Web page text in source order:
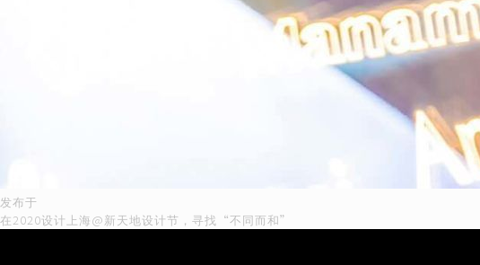
文
发布于
在2020设计上海@新天地设计节，寻找“不同而和”